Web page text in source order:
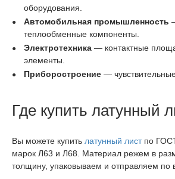
оборудования.
Автомобильная промышленность
теплообменные компоненты.
Электротехника — контактные
элементы.
Приборостроение —
Где купить латунный
Вы можете купить латунный листпо
марок Л63 и Л68. Материал режем в
толщину, упаковываем и отправляем по